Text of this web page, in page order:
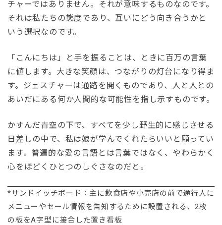
チャーではありません。それが意味するものなのです。
それは私たちの態度であり、互いにどう向き合うかと
いう選択なのです。
「こんにちは」と手を振ることは、ときに百万の言葉
に値します。大きな笑顔は、つながりの灯台になり得ま
す。ジェスチャーは通路を開くものであり、人と人との
あいだにある何か人間的な可能性を指し示すものです。
かすんだ青空の下で、すべてを少し野生的に感じさせる
日差しの中で、私は娘が学んでくれたらいいと願ってい
ます。普遍的な愛の言語とは言葉ではなく、やわらかく
心をほどくひとつのしぐさなのだと。
*サンドイッチボード：主に飲食店や小売店の前で通行人に
メニューやセール情報を告知するために設置される、2枚
の板をA字型に接合した置き看板